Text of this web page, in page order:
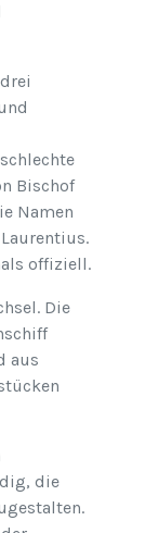
Bischof
Namen
offiziell.
Die
aus
die